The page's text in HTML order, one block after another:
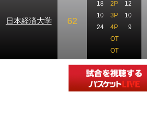
日本経済大学 62
18
2P
12
10
3P
10
24
4P
9
OT
OT